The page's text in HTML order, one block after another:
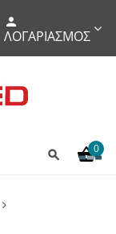
ΛΟΓΑΡΙΑΣΜΌΣ
0